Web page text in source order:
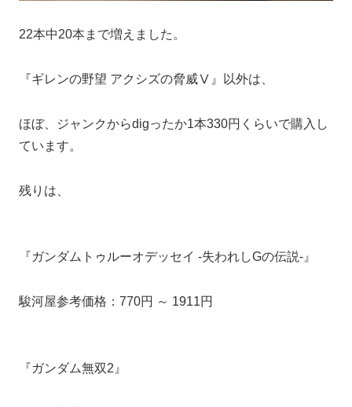
22本中20本まで増えました。
『ギレンの野望 アクシズの脅威Ⅴ』以外は、
ほぼ、ジャンクからdigったか1本330円くらいで購入し
ています。
残りは、
『ガンダムトゥルーオデッセイ -失われしGの伝説-』
駿河屋参考価格：770円 ～ 1911円
『ガンダム無双2』